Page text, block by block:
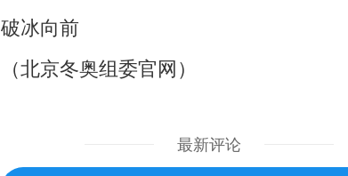
破冰向前
（北京冬奥组委官网）
最新评论